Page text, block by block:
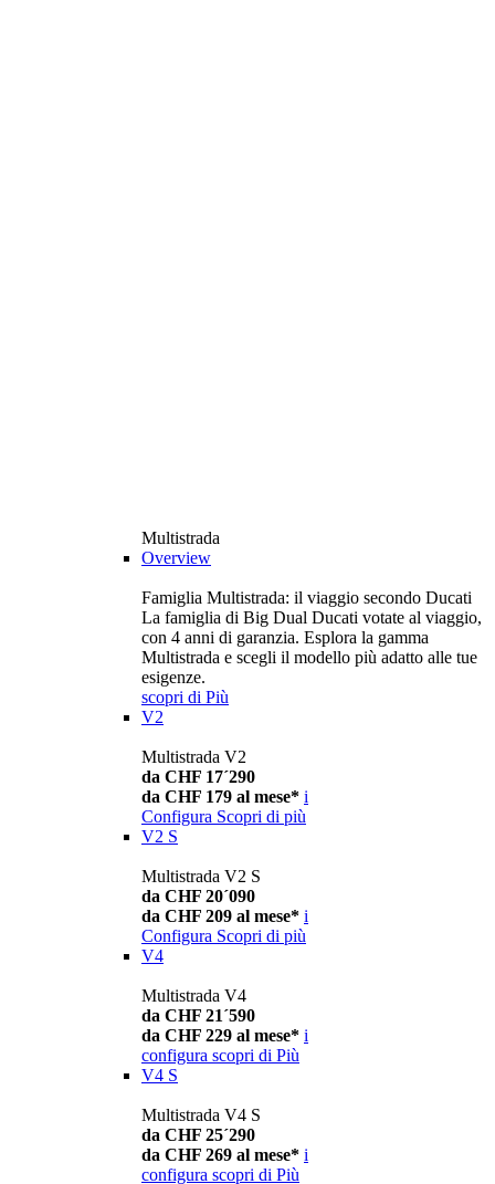
Multistrada
Overview
Famiglia Multistrada: il viaggio secondo Ducati
La famiglia di Big Dual Ducati votate al viaggio,
con 4 anni di garanzia. Esplora la gamma
Multistrada e scegli il modello più adatto alle tue
esigenze.
scopri di Più
V2
Multistrada V2
da CHF 17´290
da CHF 179 al mese* i
Configura Scopri di più
V2 S
Multistrada V2 S
da CHF 20´090
da CHF 209 al mese* i
Configura Scopri di più
V4
Multistrada V4
da CHF 21´590
da CHF 229 al mese* i
configura scopri di Più
V4 S
Multistrada V4 S
da CHF 25´290
da CHF 269 al mese* i
configura scopri di Più